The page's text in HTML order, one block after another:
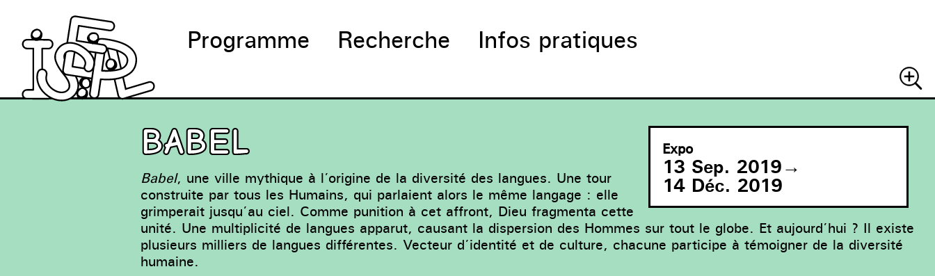
Programme Recherche Infos pratiques
Expo
13 Sep. 2019→
14 Déc. 2019
BABEL
Babel, une ville mythique à l’origine de la diversité des langues. Une tour
construite par tous les Humains, qui parlaient alors le même langage : elle
grimperait jusqu’au ciel. Comme punition à cet affront, Dieu fragmenta cette
unité. Une multiplicité de langues apparut, causant la dispersion des Hommes sur tout le globe. Et aujourd’hui ? Il existe
plusieurs milliers de langues différentes. Vecteur d’identité et de culture, chacune participe à témoigner de la diversité
humaine.